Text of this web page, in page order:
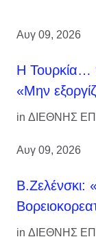
Αυγ 09, 2026
Η Τουρκία…
«Μην
in ΔΙΕΘΝΗΣ
Αυγ 09, 2026
Β.Ζελένσκι:
in ΔΙΕΘΝΗΣ